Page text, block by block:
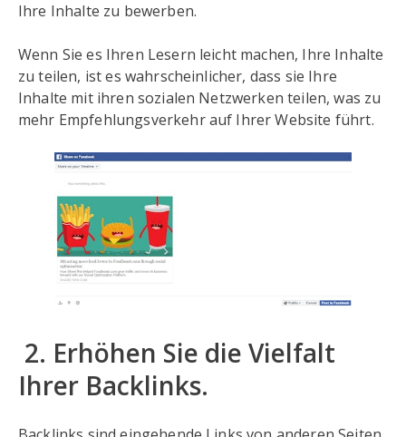
Ihre Inhalte zu bewerben.
Wenn Sie es Ihren Lesern leicht machen, Ihre Inhalte
zu teilen, ist es wahrscheinlicher, dass sie Ihre
Inhalte mit ihren sozialen Netzwerken teilen, was zu
mehr Empfehlungsverkehr auf Ihrer Website führt.
2. Erhöhen Sie die Vielfalt
Ihrer Backlinks.